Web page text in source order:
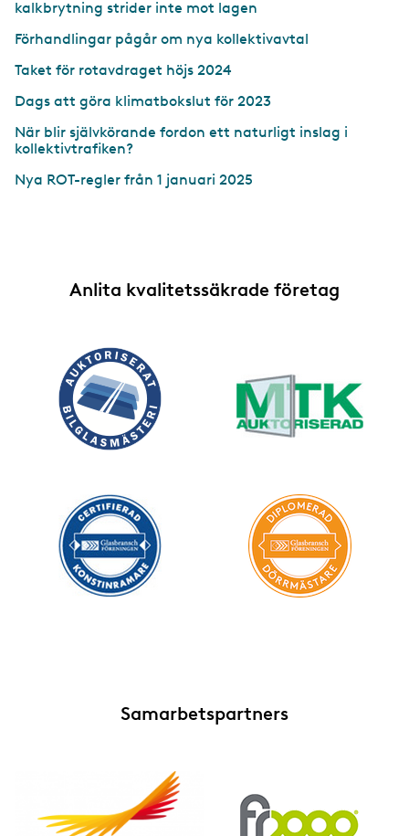
kalkbrytning strider inte mot lagen
Förhandlingar pågår om nya kollektivavtal
Taket för rotavdraget höjs 2024
Dags att göra klimatbokslut för 2023
När blir självkörande fordon ett naturligt inslag i
kollektivtrafiken?
Nya ROT-regler från 1 januari 2025
Anlita kvalitetssäkrade företag
Samarbetspartners